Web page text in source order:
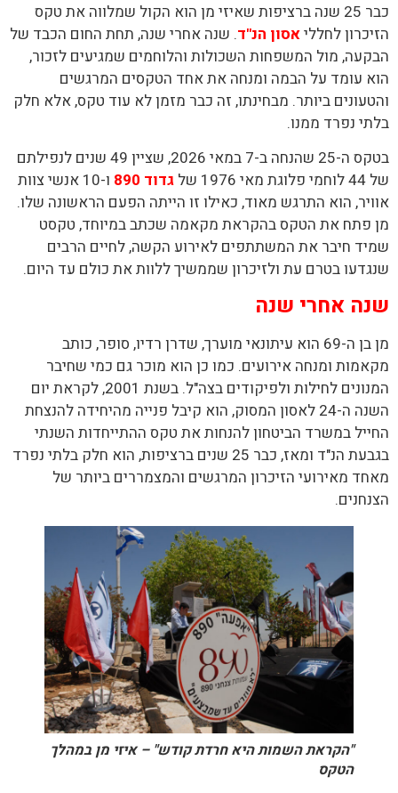
כבר 25 שנה ברציפות שאיזי מן הוא הקול שמלווה את טקס
הזיכרון לחלליאסון הנ"ד. שנה אחרי שנה, תחת החום הכבד של
הבקעה, מול המשפחות השכולות והלוחמים שמגיעים לזכור,
הוא עומד על הבמה ומנחה את אחד הטקסים המרגשים
והטעונים ביותר. מבחינתו, זה כבר מזמן לא עוד טקס, אלא חלק
בלתי נפרד ממנו.
בטקס ה-25 שהנחה ב-7 במאי 2026, שציין 49 שנים לנפילתם
של 44 לוחמי פלוגת מאי 1976 של
גדוד 890
ו-10 אנשי צוות
אוויר, הוא התרגש מאוד, כאילו זו הייתה הפעם הראשונה שלו.
מן פתח את הטקס בהקראת מקאמה שכתב במיוחד, טקסט
שמיד חיבר את המשתתפים לאירוע הקשה, לחיים הרבים
שנגדעו בטרם עת ולזיכרון שממשיך ללוות את כולם עד היום.
שנה אחרי שנה
מן בן ה-69 הוא עיתונאי מוערך, שדרן רדיו, סופר, כותב
מקאמות ומנחה אירועים. כמו כן הוא מוכר גם כמי שחיבר
המנונים לחילות ולפיקודים בצה"ל. בשנת 2001, לקראת יום
השנה ה-24 לאסון המסוק, הוא קיבל פנייה מהיחידה להנצחת
החייל במשרד הביטחון להנחות את טקס ההתייחדות השנתי
בגבעת הנ"ד ומאז, כבר 25 שנים ברציפות, הוא חלק בלתי נפרד
מאחד מאירועי הזיכרון המרגשים והמצמררים ביותר של
הצנחנים.
"הקראת השמות היא חרדת קודש" – איזי מן במהלך
הטקס